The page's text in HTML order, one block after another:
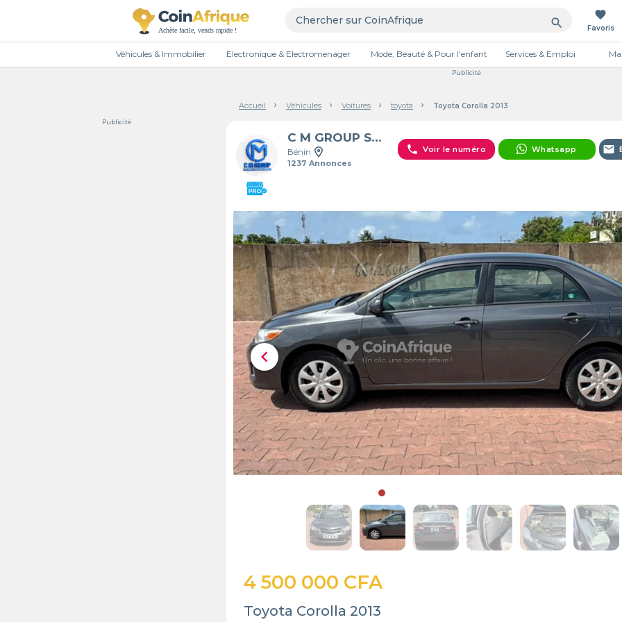
search
favorite
Favoris
Véhicules & Immobilier Electronique & Electromenager Mode, Beauté & Pour l'enfant Services & Emploi
Publicité
Accueil Véhicules Voitures toyota Toyota Corolla 2013
Publicité
C M GROUP SARL
Bénin
1237 Annonces
phone Voir le numéro Whatsapp email
chevron_left
4 500 000 CFA
Toyota Corolla 2013